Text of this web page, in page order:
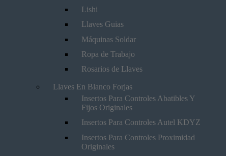
Lishi
Llaves Guias
Máquinas Soldar
Ropa de Trabajo
Rosarios de Llaves
Llaves En Blanco Forjas
Insertos Para Controles Abatibles Y
Fijos Originales
Insertos Para Controles Autel KDYZ
Insertos Para Controles Proximidad
Originales